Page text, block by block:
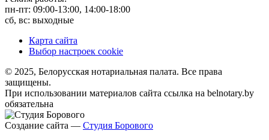
пн-пт: 09:00-13:00, 14:00-18:00
сб, вс: выходные
Карта сайта
Выбор настроек cookie
© 2025, Белорусская нотариальная палата. Все права
защищены.
При использовании материалов сайта ссылка на belnotary.by
обязательна
Создание сайта — Студия Борового